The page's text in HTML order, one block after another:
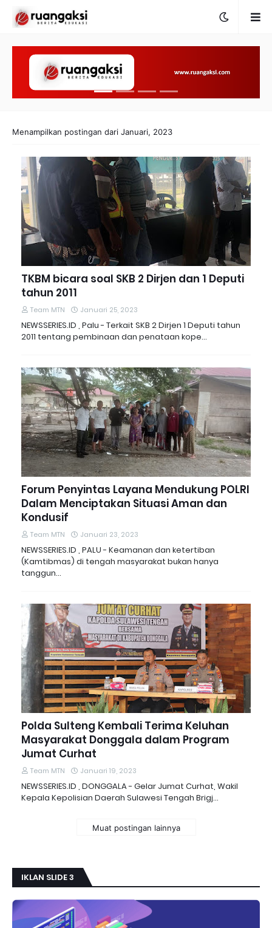
Menampilkan postingan dari Januari, 2023
TKBM bicara soal SKB 2 Dirjen dan 1 Deputi
tahun 2011
Team MTN Januari 25, 2023
NEWSSERIES.ID , Palu - Terkait SKB 2 Dirjen 1 Deputi tahun
2011 tentang pembinaan dan penataan kope…
Forum Penyintas Layana Mendukung POLRI
Dalam Menciptakan Situasi Aman dan
Kondusif
Team MTN Januari 23, 2023
NEWSSERIES.ID , PALU - Keamanan dan ketertiban
(Kamtibmas) di tengah masyarakat bukan hanya
tanggun…
Polda Sulteng Kembali Terima Keluhan
Masyarakat Donggala dalam Program
Jumat Curhat
Team MTN Januari 19, 2023
NEWSSERIES.ID , DONGGALA - Gelar Jumat Curhat, Wakil
Kepala Kepolisian Daerah Sulawesi Tengah Brigj…
Muat postingan lainnya
IKLAN SLIDE 3